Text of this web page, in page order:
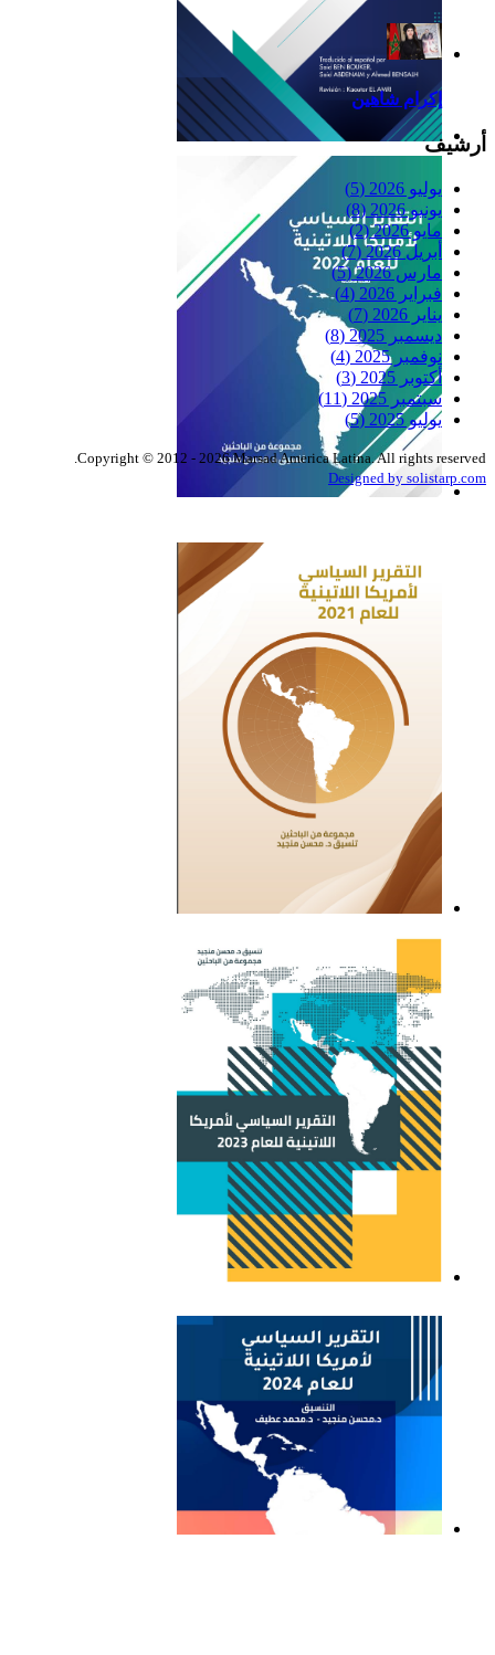
Reflexiones
اللاتينية للعام 2023
إكرام شاهين
أرشيف
يوليو 2026
(5)
يونيو 2026
(8)
مايو 2026
(2)
أبريل 2026
(7)
مارس 2026
(5)
فبراير 2026
(4)
يناير 2026
(7)
ديسمبر 2025
(8)
نوفمبر 2025
(4)
أكتوبر 2025
(3)
سبتمبر 2025
(11)
يوليو 2025
(5)
Copyright © 2012 - 2026 Marsad America Latina. All rights reserved.
Designed by solistarp.com